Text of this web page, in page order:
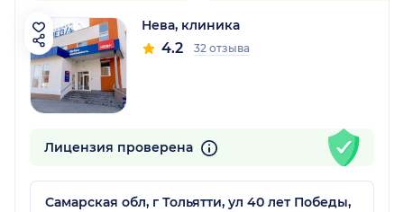
Нева, клиника
4.2 32 отзыва
Лицензия проверена
Самарская обл, г Тольятти, ул 40 лет Победы,